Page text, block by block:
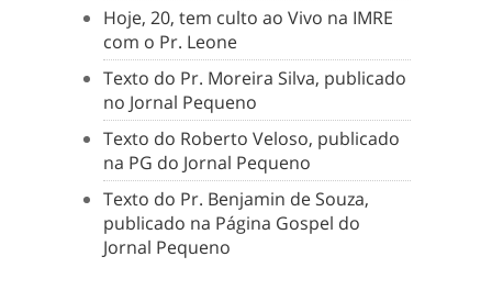
Hoje, 20, tem culto ao Vivo na IMRE
com o Pr. Leone
Texto do Pr. Moreira Silva, publicado
no Jornal Pequeno
Texto do Roberto Veloso, publicado
na PG do Jornal Pequeno
Texto do Pr. Benjamin de Souza,
publicado na Página Gospel do
Jornal Pequeno